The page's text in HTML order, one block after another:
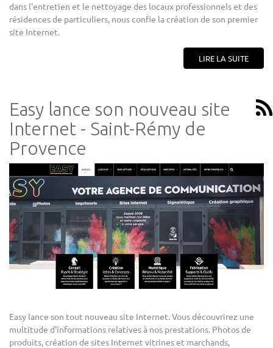
dans l'entretien et le nettoyage des locaux professionnels et des
résidences de particuliers, nous confie la création de son premier
site Internet.
LIRE LA SUITE
Easy lance son nouveau site
Internet - Saint-Rémy de
Provence
Easy lance son tout nouveau site Internet. Vous découvrirez une
multitude d'informations relatives à nos prestations. Photos de
produits, création de sites Internet vitrines et marchands,